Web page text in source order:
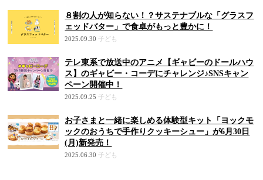
８割の人が知らない！？サステナブルな「グラスフ
ェッドバター」で食卓がもっと豊かに！
2025.09.30 子ども
テレ東系で放送中のアニメ【ギャビーのドールハウ
ス】のギャビー・コーデにチャレンジ♪SNSキャン
ペーン開催中！
2025.09.25 子ども
お子さまと一緒に楽しめる体験型キット「ヨックモ
ックのおうちで手作りクッキーシュー」が6月30日
(月)新発売！
2025.06.30 子ども